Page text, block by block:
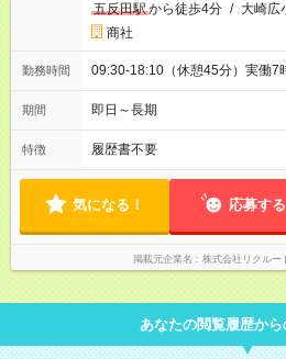
五反田駅から徒歩4分 / 大崎広
商社
勤務時間 09:30-18:10（休憩45分）実働7
期間 即日～長期
特徴 履歴書不要
気になる！ 応募する
掲載元企業名 株式会社リクルー
あなたの閲覧履歴から